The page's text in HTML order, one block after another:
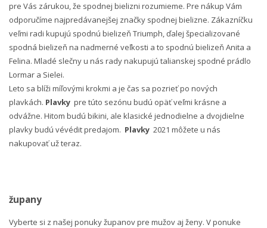
pre Vás zárukou, že spodnej bielizni rozumieme. Pre nákup Vám
odporučíme najpredávanejšej značky spodnej bielizne. Zákazníčku
veľmi radi kupujú spodnú bielizeň Triumph, ďalej špecializované
spodná bielizeň na nadmerné veľkosti a to spodnú bielizeň Anita a
Felina. Mladé slečny u nás rady nakupujú talianskej spodné prádlo
Lormar a Sielei.
Leto sa blíži míľovými krokmi a je čas sa pozrieť po nových
plavkách. Plavky pre túto sezónu budú opäť veľmi krásne a
odvážne. Hitom budú bikini, ale klasické jednodielne a dvojdielne
plavky budú vévédit predajom. Plavky 2021 môžete u nás
nakupovať už teraz.
župany
Vyberte si z našej ponuky županov pre mužov aj ženy. V ponuke